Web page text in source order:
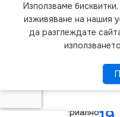
We use cookies to
website. By browsing
our use
ПОВЕЧЕ
Vivalux
Индустриално
Използваме
изживяване на нашия
да разглеждате